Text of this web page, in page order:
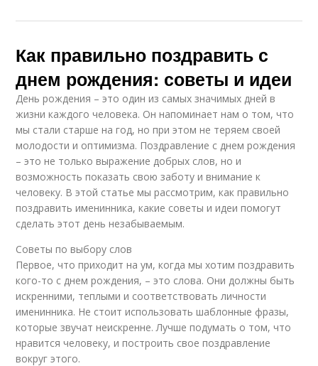
Как правильно поздравить с
днем рождения: советы и идеи
День рождения – это один из самых значимых дней в
жизни каждого человека. Он напоминает нам о том, что
мы стали старше на год, но при этом не теряем своей
молодости и оптимизма. Поздравление с днем рождения
– это не только выражение добрых слов, но и
возможность показать свою заботу и внимание к
человеку. В этой статье мы рассмотрим, как правильно
поздравить именинника, какие советы и идеи помогут
сделать этот день незабываемым.
Советы по выбору слов
Первое, что приходит на ум, когда мы хотим поздравить
кого-то с днем рождения, – это слова. Они должны быть
искренними, теплыми и соответствовать личности
именинника. Не стоит использовать шаблонные фразы,
которые звучат неискренне. Лучше подумать о том, что
нравится человеку, и построить свое поздравление
вокруг этого.